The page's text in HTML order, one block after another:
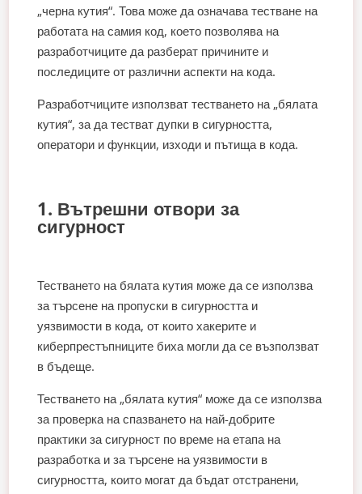
„черна кутия“. Това може да означава тестване на
работата на самия код, което позволява на
разработчиците да разберат причините и
последиците от различни аспекти на кода.
Разработчиците използват тестването на „бялата
кутия“, за да тестват дупки в сигурността,
оператори и функции, изходи и пътища в кода.
1. Вътрешни отвори за
сигурност
Тестването на бялата кутия може да се използва
за търсене на пропуски в сигурността и
уязвимости в кода, от които хакерите и
киберпрестъпниците биха могли да се възползват
в бъдеще.
Тестването на „бялата кутия“ може да се използва
за проверка на спазването на най-добрите
практики за сигурност по време на етапа на
разработка и за търсене на уязвимости в
сигурността, които могат да бъдат отстранени,